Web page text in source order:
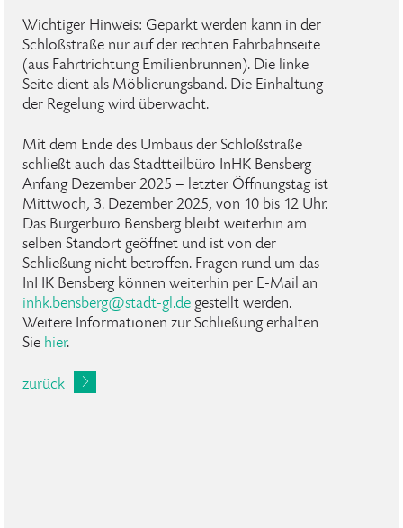
Wichtiger Hinweis: Geparkt werden kann in der
Schloßstraße nur auf der rechten Fahrbahnseite
(aus Fahrtrichtung Emilienbrunnen). Die linke
Seite dient als Möblierungsband. Die Einhaltung
der Regelung wird überwacht.
Mit dem Ende des Umbaus der Schloßstraße
schließt auch das Stadtteilbüro InHK Bensberg
Anfang Dezember 2025 – letzter Öffnungstag ist
Mittwoch, 3. Dezember 2025, von 10 bis 12 Uhr.
Das Bürgerbüro Bensberg bleibt weiterhin am
selben Standort geöffnet und ist von der
Schließung nicht betroffen. Fragen rund um das
InHK Bensberg können weiterhin per E-Mail an
inhk.bensberg@stadt-gl.de gestellt werden.
Weitere Informationen zur Schließung erhalten
Sie hier.
zurück